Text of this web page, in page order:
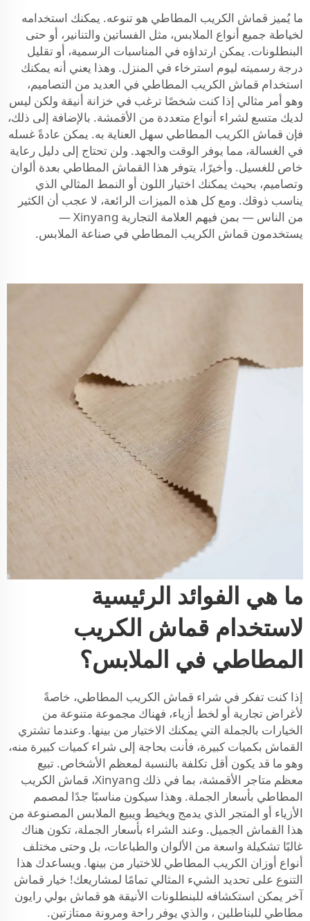
ما يُميز قماش الكريب المطاطي هو تنوعه. يمكنك استخدامه
لخياطة جميع أنواع الملابس، مثل الفساتين والتنانير، أو حتى
البنطلونات. يمكن ارتداؤه في المناسبات الرسمية، أو تقليل
درجة رسميته ليوم استرخاء في المنزل. وهذا يعني أنه يمكنك
استخدام قماش الكريب المطاطي في العديد من التصاميم،
وهو أمر مثالي إذا كنت شخصًا ترغب في خزانة أنيقة ولكن ليس
لديك متسع لشراء أنواع متعددة من الأقمشة. بالإضافة إلى ذلك،
فإن قماش الكريب المطاطي سهل العناية به. يمكن عادةً غسله
في الغسالة، مما يوفر الوقت والجهد. ولن تحتاج إلى دليل رعاية
خاص للغسيل. وأخيرًا، يتوفر هذا القماش المطاطي بعدة ألوان
وتصاميم، بحيث يمكنك اختيار اللون أو النمط المثالي الذي
يناسب ذوقك. ومع كل هذه الميزات الرائعة، لا عجب أن الكثير
من الناس — بمن فيهم العلامة التجارية Xinyang —
يستخدمون قماش الكريب المطاطي في صناعة الملابس.
ما هي الفوائد الرئيسية
لاستخدام قماش الكريب
المطاطي في الملابس؟
إذا كنت تفكر في شراء قماش الكريب المطاطي، خاصةً
لأغراض تجارية أو لخط أزياء، فهناك مجموعة متنوعة من
الخيارات بالجملة التي يمكنك الاختيار من بينها. وعندما تشتري
القماش بكميات كبيرة، فأنت بحاجة إلى شراء كميات كبيرة منه،
وهو ما قد يكون أقل تكلفة بالنسبة لمعظم الأشخاص. تبيع
معظم متاجر الأقمشة، بما في ذلك Xinyang، قماش الكريب
المطاطي بأسعار الجملة. وهذا سيكون مناسبًا جدًا لمصمم
الأزياء أو المتجر الذي يدمج ويخيط ويبيع الملابس المصنوعة من
هذا القماش الجميل. وعند الشراء بأسعار الجملة، تكون هناك
غالبًا تشكيلة واسعة من الألوان والطباعات، بل وحتى مختلف
أنواع أوزان الكريب المطاطي للاختيار من بينها. ويساعدك هذا
التنوع على تحديد الشيء المثالي تمامًا لمشاريعك! خيار قماش
آخر يمكن استكشافه للبنطلونات الأنيقة هو قماش بولي رايون
مطاطي للبناطلين ، والذي يوفر راحة ومرونة ممتازتين.